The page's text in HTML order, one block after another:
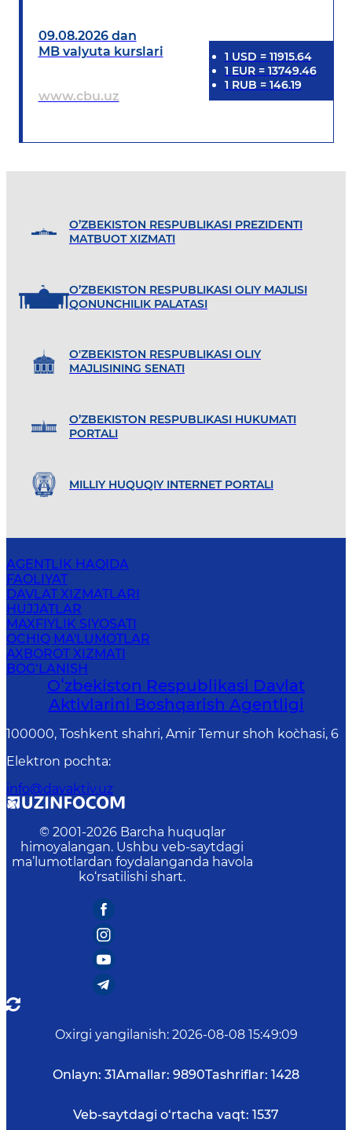
09.08.2026 dan
MB valyuta kurslari
www.cbu.uz
1 USD = 11915.64
1 EUR= 13749.46
1 RUB = 146.19
O’ZBEKISTON RESPUBLIKASI PREZIDENTI
MATBUOT XIZMATI
O’ZBEKISTON RESPUBLIKASI OLIY MAJLISI
QONUNCHILIK PALATASI
O'ZBEKISTON RESPUBLIKASI OLIY
MAJLISINING SENATI
O’ZBEKISTON RESPUBLIKASI HUKUMATI
PORTALI
MILLIY HUQUQIY INTERNET PORTALI
AGENTLIK HAQIDA
FAOLIYAT
DAVLAT XIZMATLARI
HUJJATLAR
MAXFIYLIK SIYOSATI
OCHIQ MA'LUMOTLAR
AXBOROT XIZMATI
BOG‘LANISH
Oʻzbekiston Respublikasi Davlat
Aktivlarini Boshqarish Agentligi
100000, Toshkent shahri, Amir Temur shoh ko`chasi, 6
Elektron pochta:
info@davaktiv.uz
© 2001-2026 Barcha huquqlar
himoyalangan. Ushbu veb-saytdagi
ma’lumotlardan foydalanganda havola
ko‘rsatilishi shart.
Oxirgi yangilanish: 2026-08-08 15:49:09
Onlayn: 31Amallar: 9890Tashriflar: 1428
Veb-saytdagi o‘rtacha vaqt: 1537